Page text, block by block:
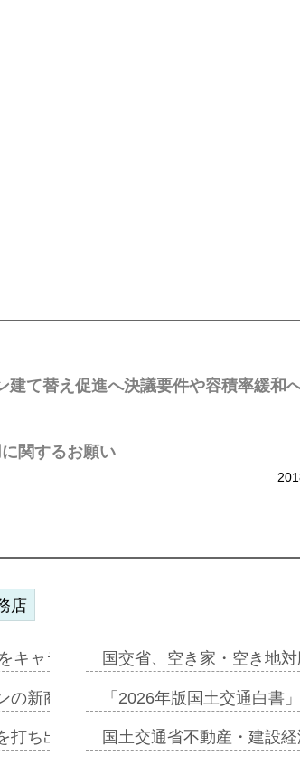
建て替え促進へ決議要件や容積率緩和
関するお願い
店
キャラクターに起用…
の新商品=「ファミーレキ…
打ち出す=年内にも城南エ…
国交省、空き家・空き地
「2026年版国土交通白
国土交通省不動産・建設